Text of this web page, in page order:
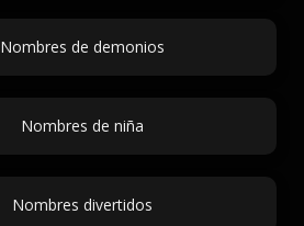
Nombres de demonios
Nombres de niña
Nombres divertidos